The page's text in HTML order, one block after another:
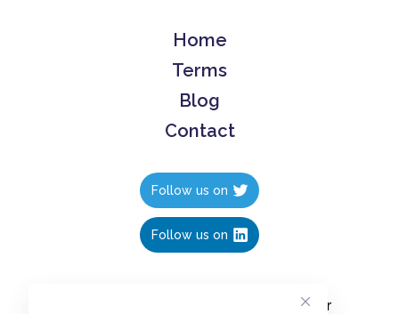
Home
Terms
Blog
Contact
Follow us on
Follow us on
Create polls in less than 10 seconds, for